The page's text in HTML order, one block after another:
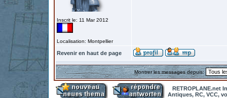
Inscrit le: 11 Mar 2012
Localisation: Montpellier
Revenir en haut de page
Montrer les messages depuis:
RETROPLANE.net
Antiques, RC, VCC,